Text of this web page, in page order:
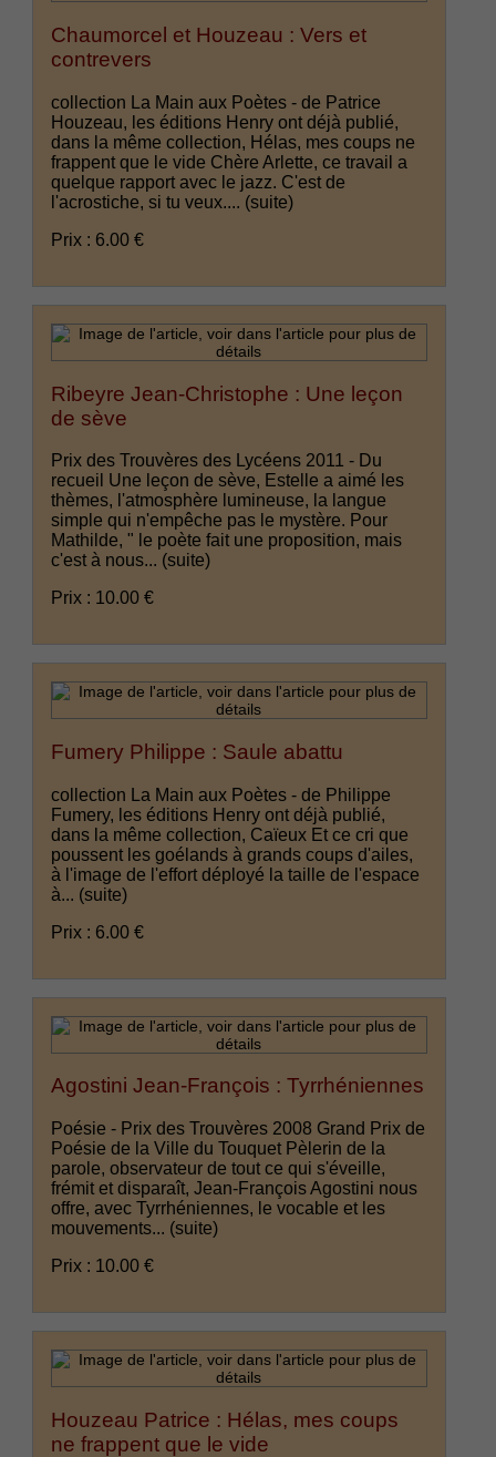
Chaumorcel et Houzeau : Vers et
contrevers
collection La Main aux Poètes - de Patrice
Houzeau, les éditions Henry ont déjà publié,
dans la même collection, Hélas, mes coups ne
frappent que le vide Chère Arlette, ce travail a
quelque rapport avec le jazz. C'est de
l'acrostiche, si tu veux.... (suite)
Prix : 6.00 €
Ribeyre Jean-Christophe : Une leçon
de sève
Prix des Trouvères des Lycéens 2011 - Du
recueil Une leçon de sève, Estelle a aimé les
thèmes, l'atmosphère lumineuse, la langue
simple qui n'empêche pas le mystère. Pour
Mathilde, " le poète fait une proposition, mais
c'est à nous... (suite)
Prix : 10.00 €
Fumery Philippe : Saule abattu
collection La Main aux Poètes - de Philippe
Fumery, les éditions Henry ont déjà publié,
dans la même collection, Caïeux Et ce cri que
poussent les goélands à grands coups d'ailes,
à l'image de l'effort déployé la taille de l'espace
à... (suite)
Prix : 6.00 €
Agostini Jean-François : Tyrrhéniennes
Poésie - Prix des Trouvères 2008 Grand Prix de
Poésie de la Ville du Touquet Pèlerin de la
parole, observateur de tout ce qui s'éveille,
frémit et disparaît, Jean-François Agostini nous
offre, avec Tyrrhéniennes, le vocable et les
mouvements... (suite)
Prix : 10.00 €
Houzeau Patrice : Hélas, mes coups
ne frappent que le vide